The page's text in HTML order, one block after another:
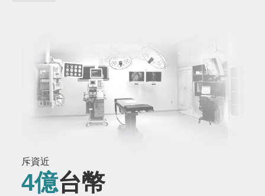
斥資近
4億台幣